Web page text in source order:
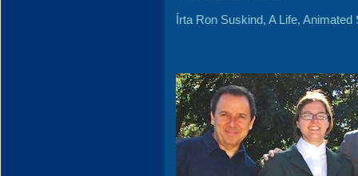
Írta Ron Suskind, A Life, Animated